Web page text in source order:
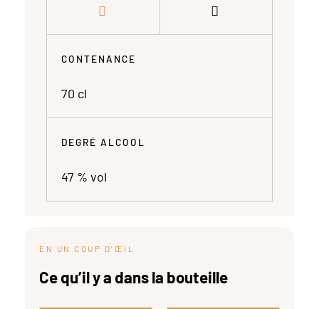
CONTENANCE
70 cl
DEGRÉ ALCOOL
47 % vol
EN UN COUP D’ŒIL
Ce qu’il y a dans la bouteille